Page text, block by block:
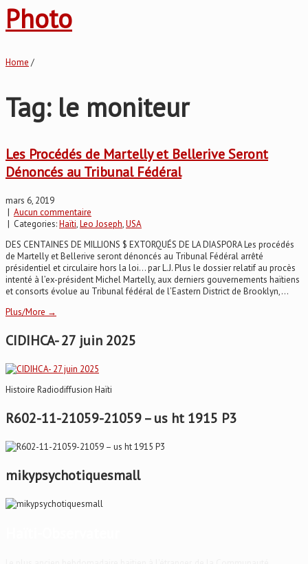
Photo
Home /
Tag: le moniteur
Les Procédés de Martelly et Bellerive Seront
Dénoncés au Tribunal Fédéral
mars 6, 2019
| Aucun commentaire
| Categories:Haïti,Leo Joseph,USA
DES CENTAINES DE MILLIONS $ EXTORQUÉS DE LA DIASPORA Les procédés
de Martelly et Bellerive seront dénoncés au Tribunal Fédéral arrêté
présidentiel et circulaire hors la loi... par L.J. Plus le dossier relatif au procès
intenté à l’ex-président Michel Martelly, aux derniers gouvernements haïtiens
et consorts évolue au Tribunal fédéral de l’Eastern District de Brooklyn,...
Plus/More →
CIDIHCA- 27 juin 2025
Histoire Radiodiffusion Haïti
R602-11-21059-21059 – us ht 1915 P3
mikypsychotiquesmall